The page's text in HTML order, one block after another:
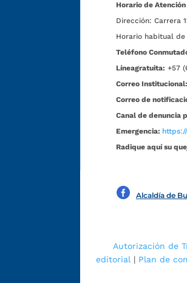
Horario de
Dirección: Carrera
Horario habitual de
Teléfono
Líneagratuita: +57
Correo Institucional:
Correo de
Canal de denuncia
Emergencia:
Radique aquí su
Alcaldía de
Autorización de
editorial | Plan de